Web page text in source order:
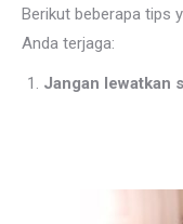
Berikut beberapa tips
Anda terjaga:
Jangan lewatkan